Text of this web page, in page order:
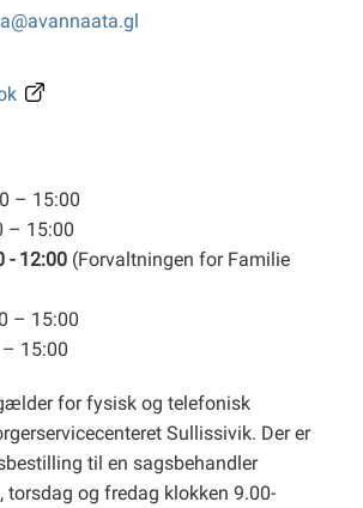
– 15:00
– 15:00
- 12:00 (Forvaltningen for Familie
– 15:00
15:00
for fysisk og telefonisk
Sullissivik. Der er
til en sagsbehandler
torsdag og fredag klokken 9.00-